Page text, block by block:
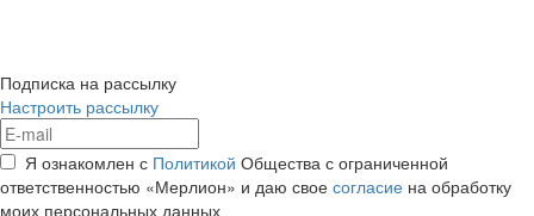
Подписка на рассылку
Настроить рассылку
Я ознакомлен с Политикой Общества с ограниченной
ответственностью «Мерлион» и даю свое согласие на обработку
моих персональных данных